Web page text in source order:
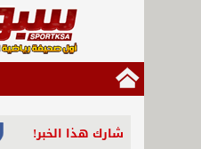
شارك هذا الخبر!